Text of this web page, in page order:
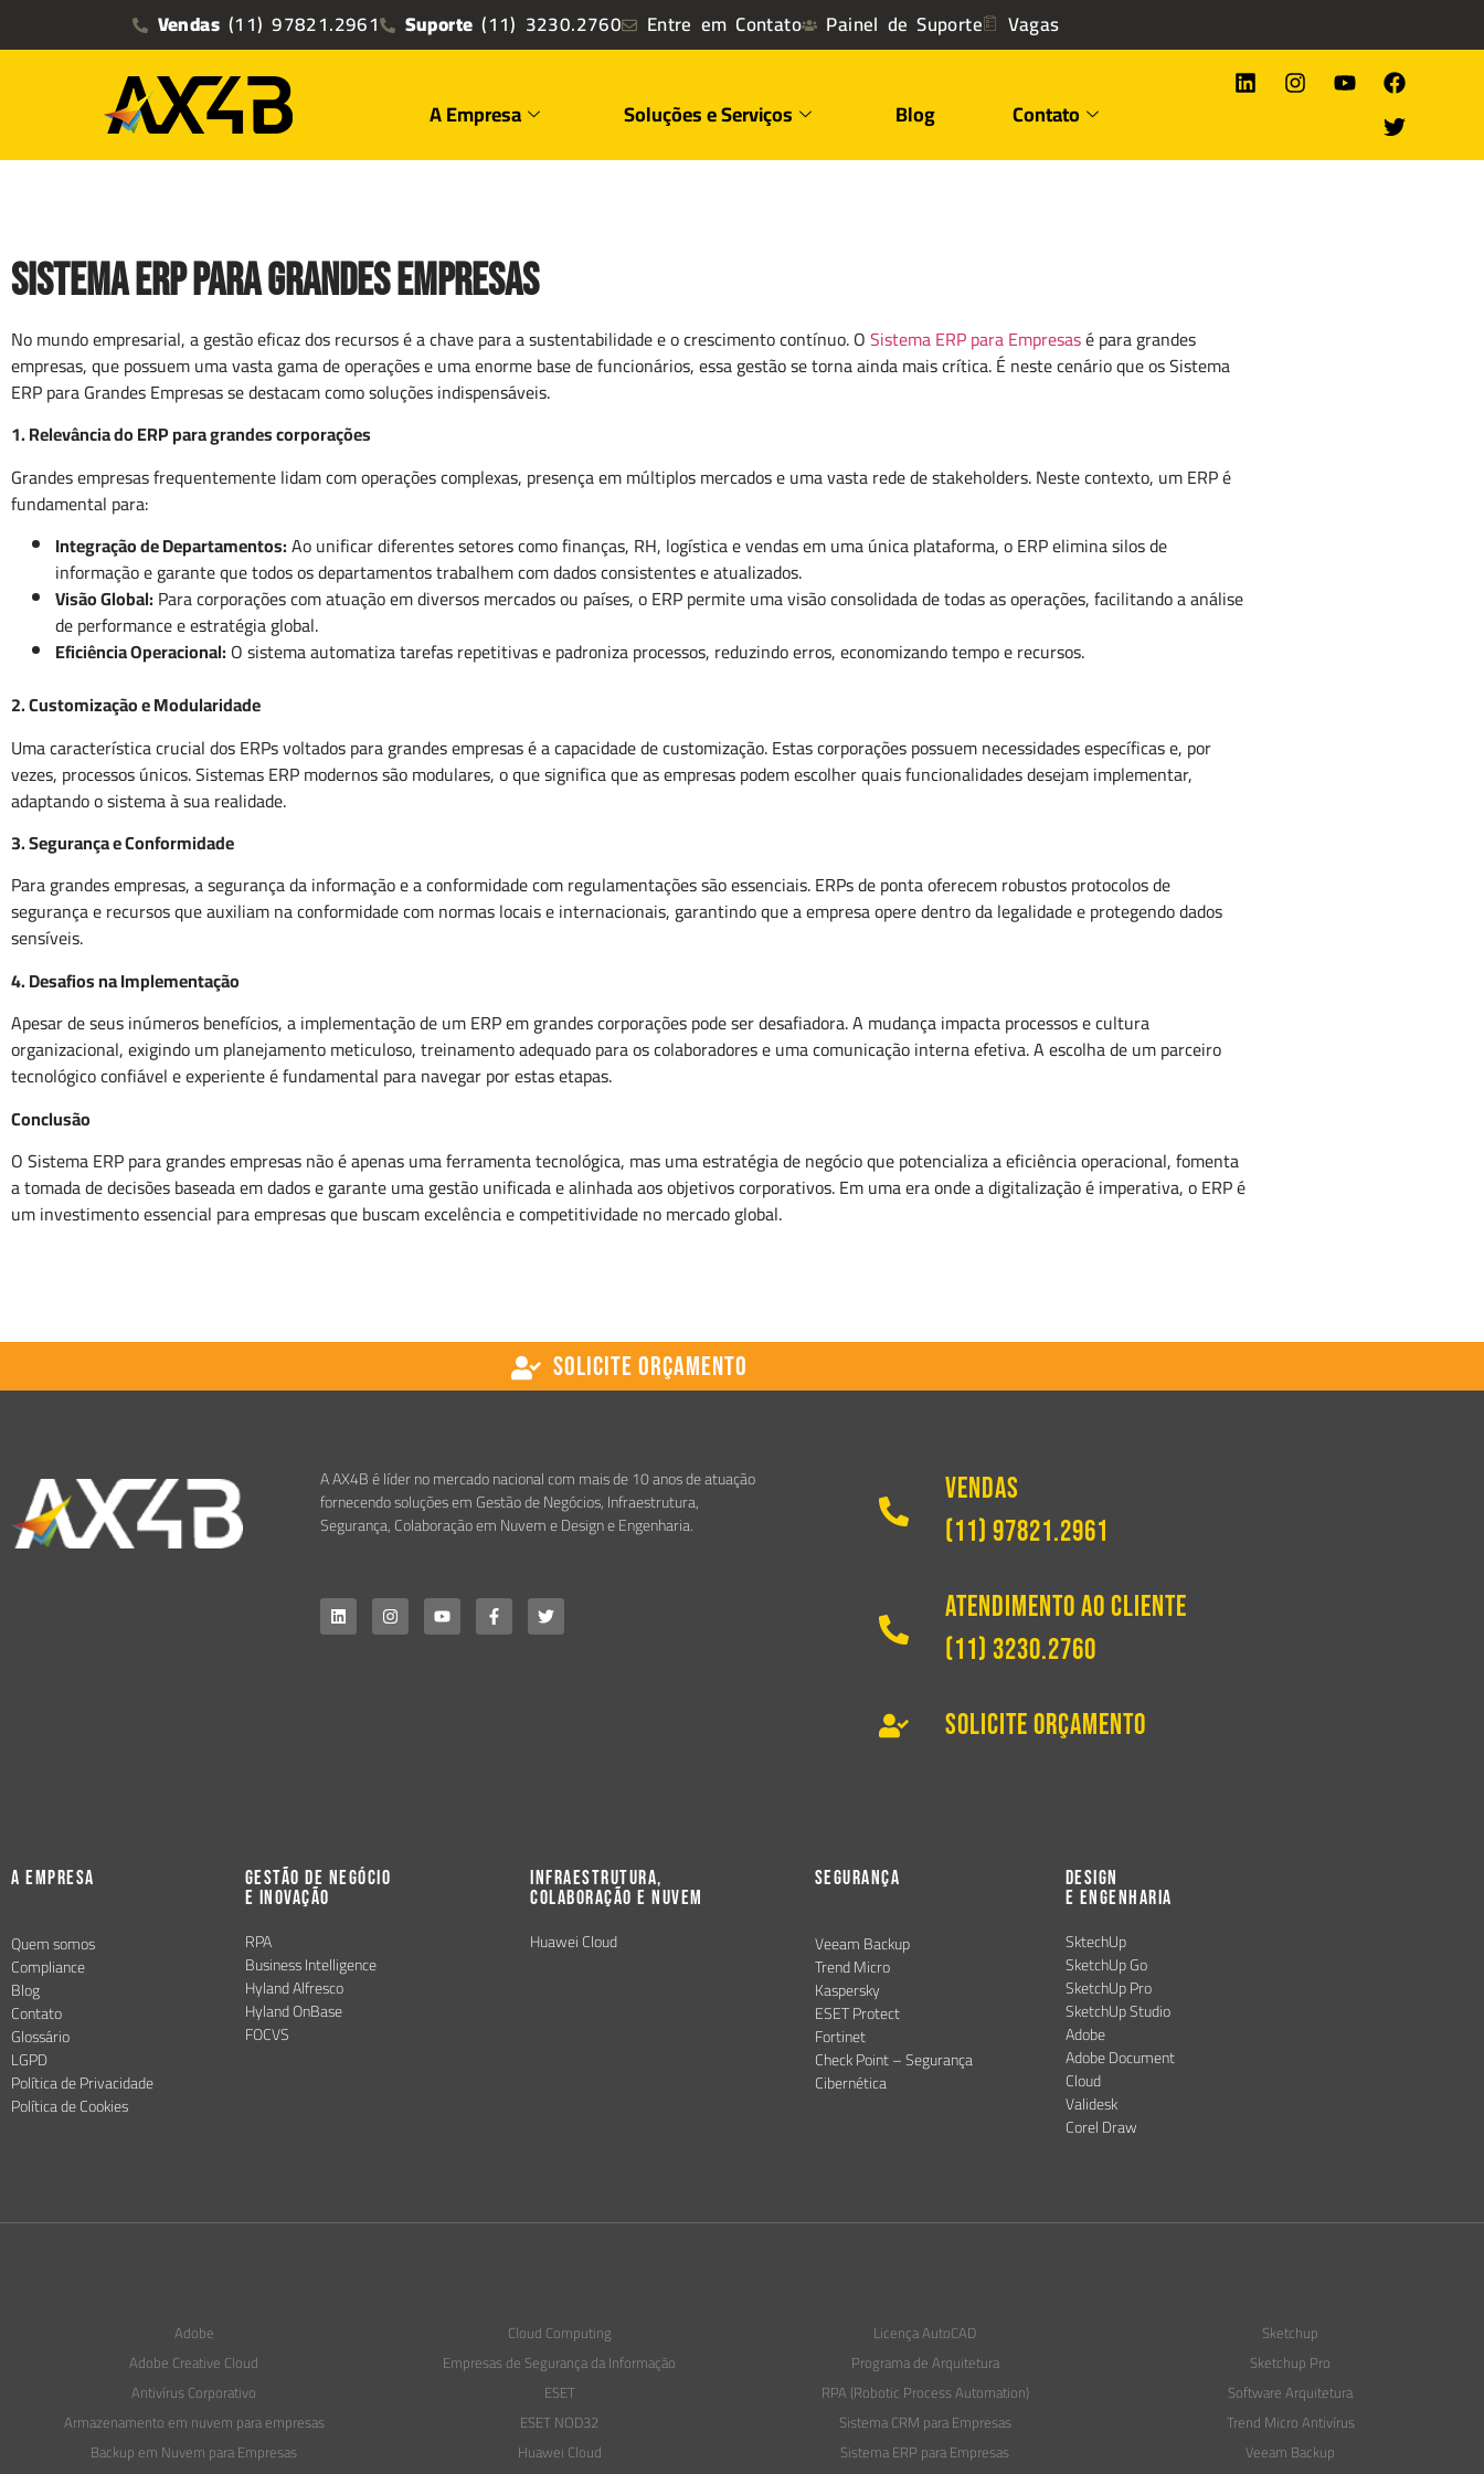
Vendas(11) 97821.2961 Suporte (11) 3230.2760 Entre em Contato Painel de Suporte Vagas
A Empresa Soluções e Serviços Blog Contato
Sistema ERP para Grandes Empresas
No mundo empresarial, a gestão eficaz dos recursos é a chave para a sustentabilidade e o crescimento contínuo. OSistema ERP para Empresasé para grandes
empresas, que possuem uma vasta gama de operações e uma enorme base de funcionários, essa gestão se torna ainda mais crítica. É neste cenário que os Sistema
ERP para Grandes Empresas se destacam como soluções indispensáveis.
1. Relevância do ERP para grandes corporações
Grandes empresas frequentemente lidam com operações complexas, presença em múltiplos mercados e uma vasta rede de stakeholders. Neste contexto, um ERP é
fundamental para:
Integração de Departamentos:Ao unificar diferentes setores como finanças, RH, logística e vendas em uma única plataforma, o ERP elimina silos de
informação e garante que todos os departamentos trabalhem com dados consistentes e atualizados.
Visão Global: Para corporações com atuação em diversos mercados ou países, o ERP permite uma visão consolidada de todas as operações, facilitando a análise
de performance e estratégia global.
Eficiência Operacional: O sistema automatiza tarefas repetitivas e padroniza processos, reduzindo erros, economizando tempo e recursos.
2. Customização e Modularidade
Uma característica crucial dos ERPs voltados para grandes empresas é a capacidade de customização. Estas corporações possuem necessidades específicas e, por
vezes, processos únicos. Sistemas ERP modernos são modulares, o que significa que as empresas podem escolher quais funcionalidades desejam implementar,
adaptando o sistema à sua realidade.
3. Segurança e Conformidade
Para grandes empresas, a segurança da informação e a conformidade com regulamentações são essenciais. ERPs de ponta oferecem robustos protocolos de
segurança e recursos que auxiliam na conformidade com normas locais e internacionais, garantindo que a empresa opere dentro da legalidade e protegendo dados
sensíveis.
4. Desafios na Implementação
Apesar de seus inúmeros benefícios, a implementação de um ERP em grandes corporações pode ser desafiadora. A mudança impacta processos e cultura
organizacional, exigindo um planejamento meticuloso, treinamento adequado para os colaboradores e uma comunicação interna efetiva. A escolha de um parceiro
tecnológico confiável e experiente é fundamental para navegar por estas etapas.
Conclusão
O Sistema ERP para grandes empresas não é apenas uma ferramenta tecnológica, mas uma estratégia de negócio que potencializa a eficiência operacional, fomenta
a tomada de decisões baseada em dados e garante uma gestão unificada e alinhada aos objetivos corporativos. Em uma era onde a digitalização é imperativa, o ERP é
um investimento essencial para empresas que buscam excelência e competitividade no mercado global.
Solicite Orçamento
A AX4B é líder no mercado nacional com mais de 10 anos de atuação
fornecendo soluções em Gestão de Negócios, Infraestrutura,
Segurança, Colaboração em Nuvem e Design e Engenharia.
Vendas
(11) 97821.2961
Atendimento ao Cliente
(11) 3230.2760
Solicite Orçamento
A Empresa
Quem somos
Compliance
Blog
Contato
Glossário
LGPD
Política de Privacidade
Política de Cookies
Gestão de Negócio
e Inovação
RPA
Business Intelligence
Hyland Alfresco
Hyland OnBase
FOCVS
Infraestrutura,
Colaboração e Nuvem
Huawei Cloud
Segurança
Veeam Backup
Trend Micro
Kaspersky
ESET Protect
Fortinet
Check Point – Segurança
Cibernética
Design
e Engenharia
SktechUp
SketchUp Go
SketchUp Pro
SketchUp Studio
Adobe
Adobe Document
Cloud
Validesk
Corel Draw
Adobe
Adobe Creative Cloud
Antivírus Corporativo
Armazenamento em nuvem para empresas
Backup em Nuvem para Empresas
Cloud Computing
Empresas de Segurança da Informação​
ESET
ESET NOD32
Huawei Cloud
Licença AutoCAD
Programa de Arquitetura
RPA (Robotic Process Automation)
Sistema CRM para Empresas
Sistema ERP para Empresas
Sketchup
Sketchup Pro
Software Arquitetura
Trend Micro Antivírus
Veeam Backup